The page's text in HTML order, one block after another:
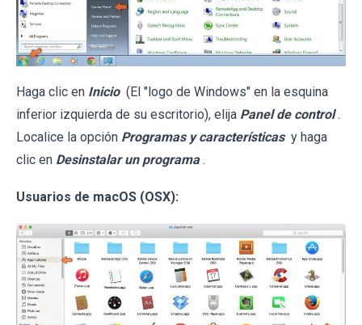
Haga clic en Inicio (El "logo de Windows" en la esquina
inferior izquierda de su escritorio), elija Panel de control .
Localice la opción Programas y características y haga
clic en Desinstalar un programa .
Usuarios de macOS (OSX):